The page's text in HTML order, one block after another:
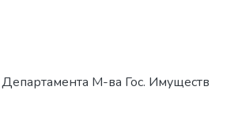
М-ва Гос. Имуществ